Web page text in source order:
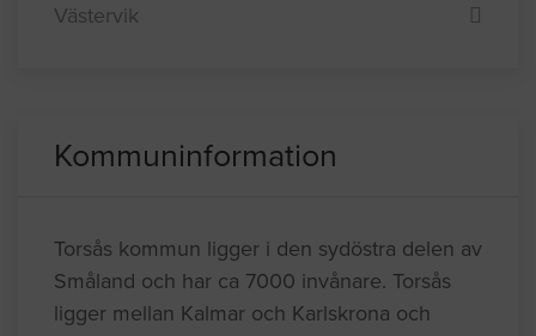
Västervik
Kommuninformation
Torsås kommun ligger i den sydöstra delen av
Småland och har ca 7000 invånare. Torsås
ligger mellan Kalmar och Karlskrona och